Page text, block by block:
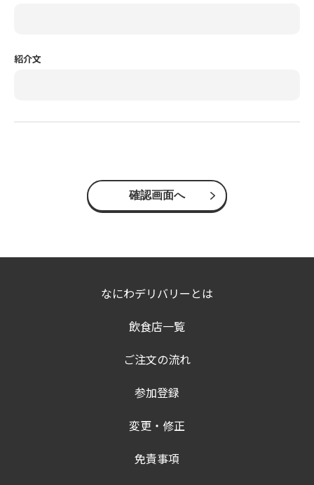
紹介文
なにわデリバリーとは
飲食店一覧
ご注文の流れ
参加登録
変更・修正
免責事項